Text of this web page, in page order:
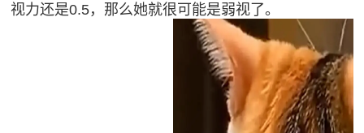
（AD）
帮
视力还是0.5，那么她就很可能是弱视了。